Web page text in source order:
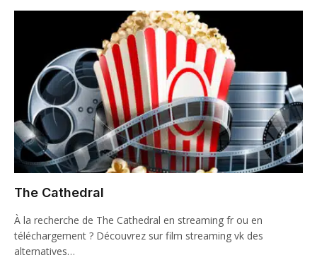
The Cathedral
À la recherche de The Cathedral en streaming fr ou en
téléchargement ? Découvrez sur film streaming vk des
alternatives…